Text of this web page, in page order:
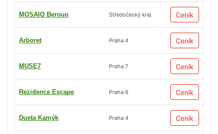
MOSAIQ Beroun Středočeský kraj Ceník
Arboret Praha 4 Ceník
MUSE7 Praha 7 Ceník
Rezidence Escape Praha 6 Ceník
Dueta Kamýk Praha 4 Ceník